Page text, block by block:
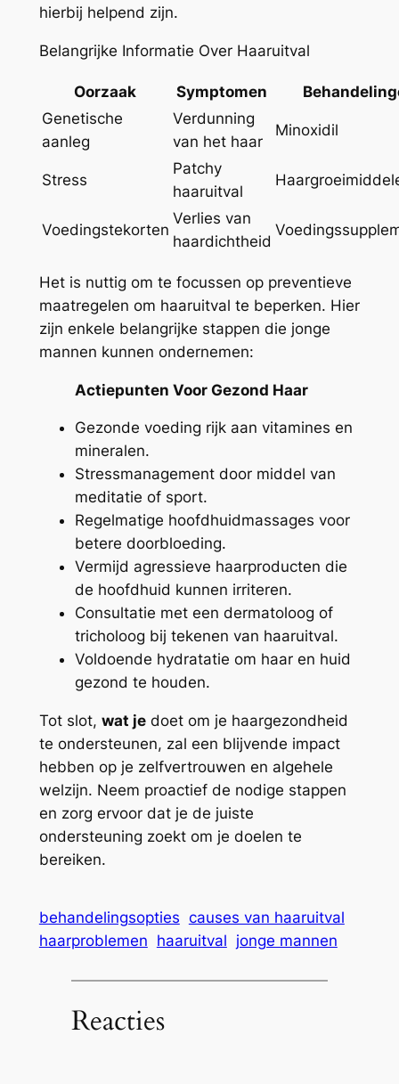
hierbij helpend zijn.
Belangrijke Informatie Over Haaruitval
Oorzaak Symptomen
Genetische
aanleg
Verdunning
van het haar
Minoxidil
Stress
Patchy
haaruitval
Voedingstekorten
Verlies van
haardichtheid
Het is nuttig om te focussen op preventieve
maatregelen om haaruitval te beperken. Hier
zijn enkele belangrijke stappen die jonge
mannen kunnen ondernemen:
Actiepunten Voor Gezond Haar
Gezonde voeding rijk aan vitamines en
mineralen.
Stressmanagement door middel van
meditatie of sport.
Regelmatige hoofdhuidmassages voor
betere doorbloeding.
Vermijd agressieve haarproducten die
de hoofdhuid kunnen irriteren.
Consultatie met een dermatoloog of
tricholoog bij tekenen van haaruitval.
Voldoende hydratatie om haar en huid
gezond te houden.
Tot slot, wat jedoet om je haargezondheid
te ondersteunen, zal een blijvende impact
hebben op je zelfvertrouwen en algehele
welzijn. Neem proactief de nodige stappen
en zorg ervoor dat je de juiste
ondersteuning zoekt om je doelen te
bereiken.
behandelingsopties causes van haaruitval
haarproblemen haaruitval jonge mannen
Reacties